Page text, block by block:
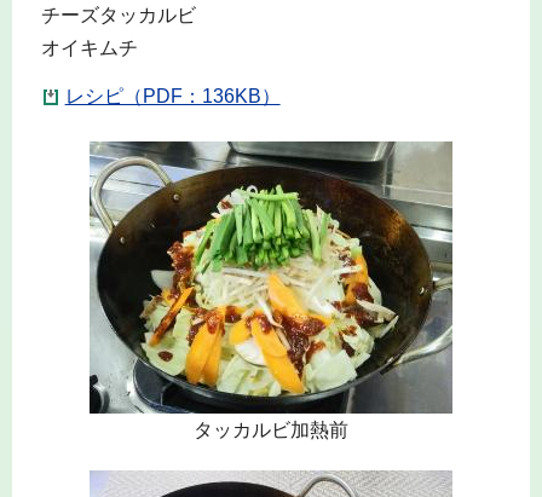
チーズタッカルビ
オイキムチ
レシピ（PDF：136KB）
タッカルビ加熱前